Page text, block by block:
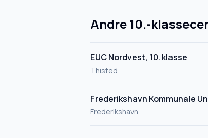
Andre 10.-
EUC Nordvest, 10. klasse
Thisted
Frederikshavn Kommunale
Frederikshavn